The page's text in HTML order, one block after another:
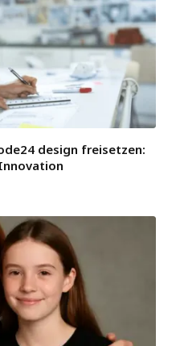
design freisetzen: